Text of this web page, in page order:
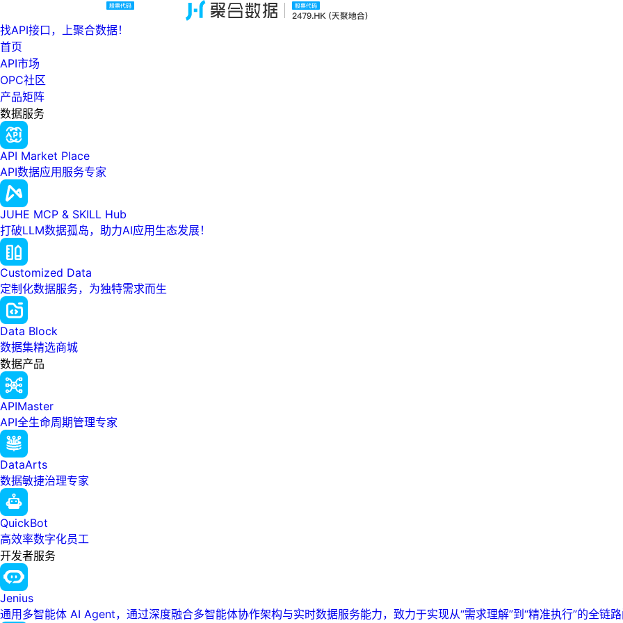
找API接口，上聚合数据！
首页
API市场
OPC社区
产品矩阵
数据服务
API Market Place
API数据应用服务专家
JUHE MCP & SKILL Hub
打破LLM数据孤岛，助力AI应用生态发展！
Customized Data
定制化数据服务，为独特需求而生
Data Block
数据集精选商城
数据产品
APIMaster
API全生命周期管理专家
DataArts
数据敏捷治理专家
QuickBot
高效率数字化员工
开发者服务
Jenius
通用多智能体 AI Agent，通过深度融合多智能体协作架构与实时数据服务能力，致力于实现从“需求理解”到“精准执行”的全链